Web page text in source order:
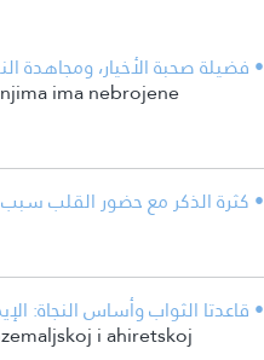
• فضيلة صحبة الأخيار،
ima nebrojene
• كثرة الذكر مع حضور القلب سبب
• قاعدتا الثواب وأساس النجاة:
i ahiretskoj